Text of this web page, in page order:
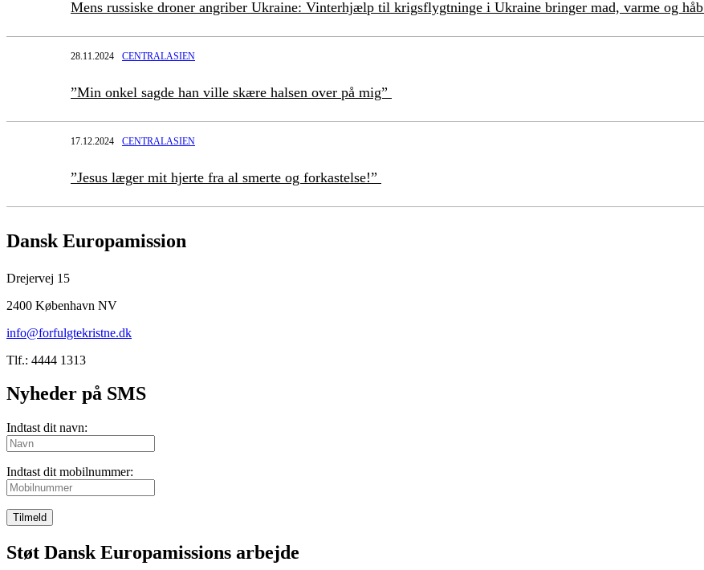
Mens russiske droner angriber Ukraine: Vinterhjælp til krigsflygtninge i Ukraine bringer mad, varme og håb
28.11.2024 CENTRALASIEN
”Min onkel sagde han ville skære halsen over på mig”
17.12.2024 CENTRALASIEN
”Jesus læger mit hjerte fra al smerte og forkastelse!”
Dansk Europamission
Drejervej 15
2400 København NV
info@forfulgtekristne.dk
Tlf.: 4444 1313
Nyheder på SMS
Indtast dit navn:
Indtast dit mobilnummer:
Tilmeld
Støt Dansk Europamissions arbejde